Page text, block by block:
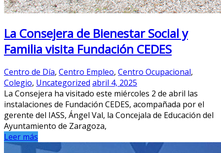
La Consejera de Bienestar Social y
Familia visita Fundación CEDES
Centro de Día, Centro Empleo, Centro Ocupacional,
Colegio, Uncategorized abril 4, 2025
La Consejera ha visitado este miércoles 2 de abril las
instalaciones de Fundación CEDES, acompañada por el
gerente del IASS, Ángel Val, la Concejala de Educación del
Ayuntamiento de Zaragoza,
Leer más